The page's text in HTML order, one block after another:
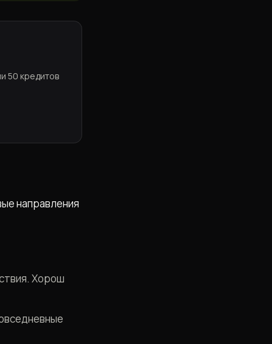
50 кредитов
направления
Хорош